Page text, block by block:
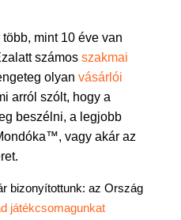
mint 10 éve van
számos szakmai
olyan vásárlói
arról szólt, hogy a
beszélni, a legjobb
vagy akár az
bizonyítottunk: az Ország
játékcsomagunkat